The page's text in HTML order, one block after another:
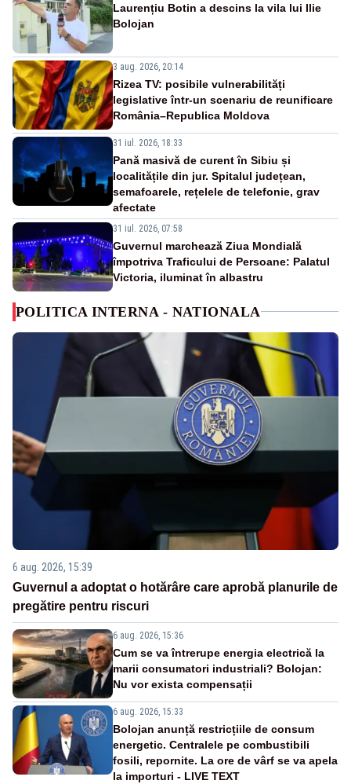
Laurențiu Botin a descins la vila lui Ilie
Bolojan
3 aug. 2026, 20:14
Rizea TV: posibile vulnerabilități
legislative într-un scenariu de reunificare
România–Republica Moldova
31 iul. 2026, 18:33
Pană masivă de curent în Sibiu și
localitățile din jur. Spitalul județean,
semafoarele, rețelele de telefonie, grav
afectate
31 iul. 2026, 07:58
Guvernul marchează Ziua Mondială
împotriva Traficului de Persoane: Palatul
Victoria, iluminat în albastru
POLITICA INTERNA - NATIONALA
6 aug. 2026, 15:39
Guvernul a adoptat o hotărâre care aprobă planurile de
pregătire pentru riscuri
6 aug. 2026, 15:36
Cum se va întrerupe energia electrică la
marii consumatori industriali? Bolojan:
Nu vor exista compensații
6 aug. 2026, 15:33
Bolojan anunță restricțiile de consum
energetic. Centralele pe combustibili
fosili, repornite. La ore de vârf se va apela
la importuri - LIVE TEXT